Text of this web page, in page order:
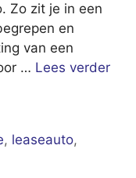
Zo zit je in een
en
van een
… Lees verder
, leaseauto,